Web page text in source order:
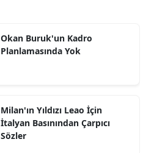
Okan Buruk'un Kadro
Planlamasında Yok
Milan'ın Yıldızı Leao İçin
İtalyan Basınından Çarpıcı
Sözler